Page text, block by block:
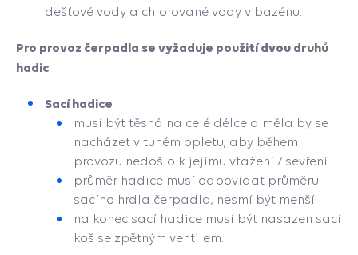
dešťové vody a chlorované vody v bazénu.
Pro provoz čerpadla se vyžaduje použití dvou druhů
hadic:
Sací hadice
musí být těsná na celé délce a měla by se
nacházet v tuhém opletu, aby během
provozu nedošlo k jejímu vtažení / sevření.
průměr hadice musí odpovídat průměru
sacího hrdla čerpadla, nesmí být menší.
na konec sací hadice musí být nasazen sací
koš se zpětným ventilem.